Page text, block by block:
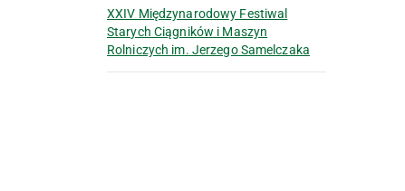
XXIV Międzynarodowy Festiwal
Starych Ciągników i Maszyn
Rolniczych im. Jerzego Samelczaka